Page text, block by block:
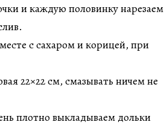
и каждую половинку нарезаем
с сахаром и корицей, при
22×22 см, смазывать ничем не
плотно выкладываем дольки